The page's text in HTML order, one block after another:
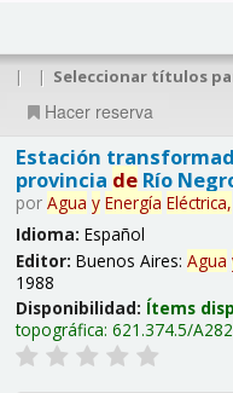
| | Seleccionar títulos
Hacer reserva
Estación
provincia deRío
por Agua y Energía Eléctrica,
Idioma: Español
Editor: Buenos Aires: Agua
1988
Disponibilidad: Ítems
topográfica: 621.374.5/